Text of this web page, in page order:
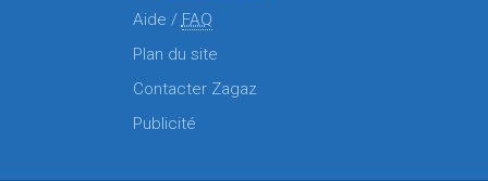
Aide / FAQ
Plan du site
Contacter Zagaz
Publicité